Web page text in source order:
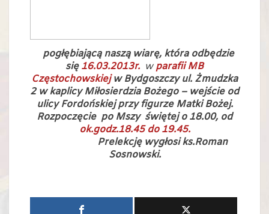
pogłębiającą naszą wiarę, która odbędzie
się 16.03.2013r. wparafii MB
Częstochowskiejw Bydgoszczy ul. Żmudzka
2 w kaplicy Miłosierdzia Bożego – wejście od
ulicy Fordońskiej przy figurze Matki Bożej.
Rozpoczęcie po Mszy świętej o 18.00, od
ok.godz.18.45 do 19.45.
Prelekcję wygłosi ks.Roman
Sosnowski.